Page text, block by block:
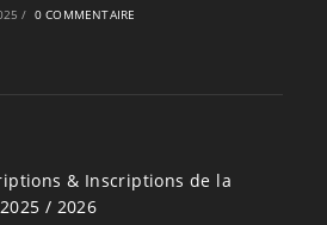
/ 0 COMMENTAIRE
& Inscriptions de la
/ 2026